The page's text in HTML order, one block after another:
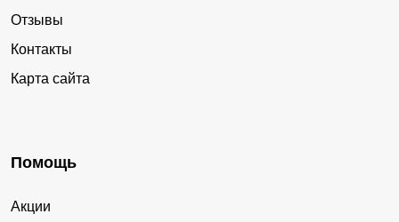
Отзывы
Контакты
Карта сайта
Помощь
Акции